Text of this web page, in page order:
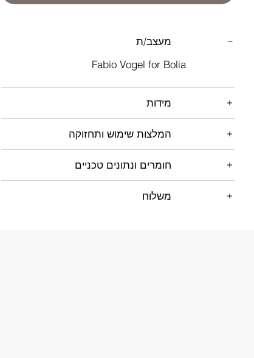
מעצב/ת
Fabio Vogel for Bolia
מידות
המלצות שימוש ותחזוקה
חומרים ונתונים טכניים
משלוח